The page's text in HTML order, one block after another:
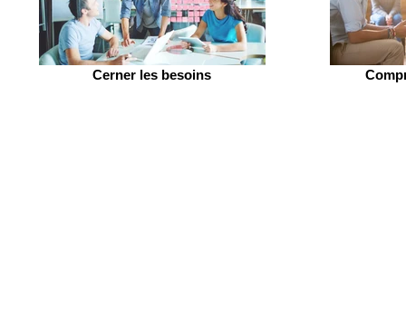
Cerner les besoins